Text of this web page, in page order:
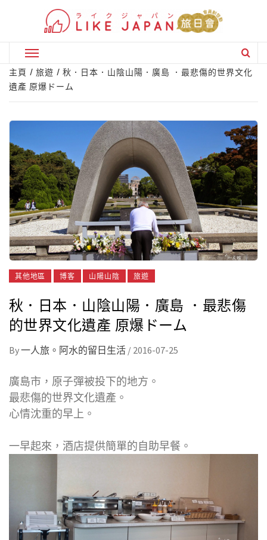
Primary
Menu
主頁 旅遊
秋．日本．山陰山陽．廣島 ．最悲傷的世界文化
遺產 原爆ドーム
其他地區 博客 山陽山陰 旅遊
秋．日本．山陰山陽．廣島 ．最悲傷
的世界文化遺產 原爆ドーム
By一人旅。阿水的留日生活 / 2016-07-25
廣島市，原子彈被投下的地方。
最悲傷的世界文化遺產。
心情沈重的早上。
一早起來，酒店提供簡單的自助早餐。